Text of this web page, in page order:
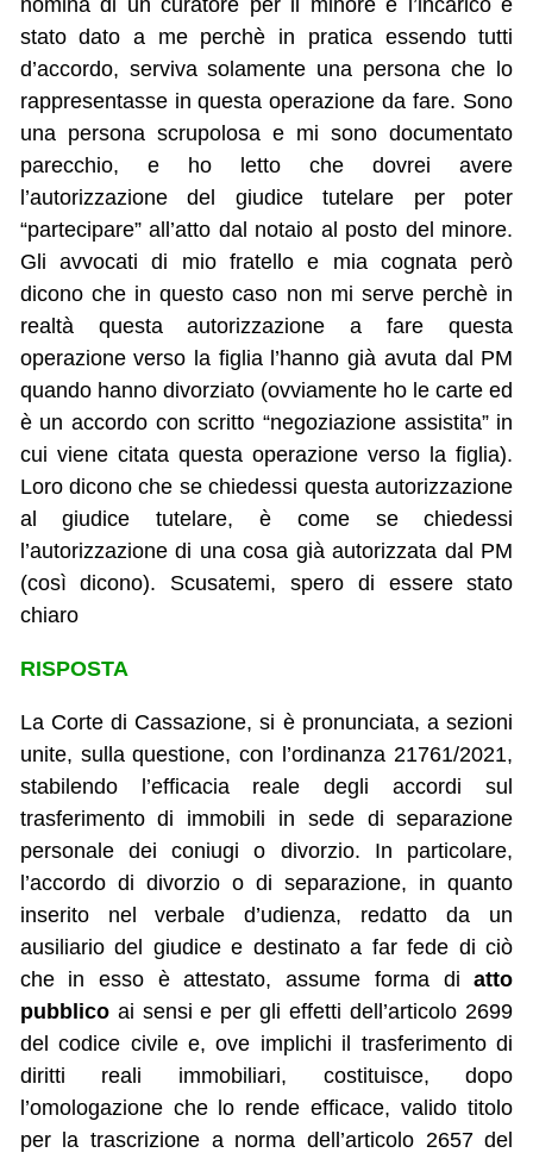
nomina di un curatore per il minore e l’incarico è
stato dato a me perchè in pratica essendo tutti
d’accordo, serviva solamente una persona che lo
rappresentasse in questa operazione da fare. Sono
una persona scrupolosa e mi sono documentato
parecchio, e ho letto che dovrei avere
l’autorizzazione del giudice tutelare per poter
“partecipare” all’atto dal notaio al posto del minore.
Gli avvocati di mio fratello e mia cognata però
dicono che in questo caso non mi serve perchè in
realtà questa autorizzazione a fare questa
operazione verso la figlia l’hanno già avuta dal PM
quando hanno divorziato (ovviamente ho le carte ed
è un accordo con scritto “negoziazione assistita” in
cui viene citata questa operazione verso la figlia).
Loro dicono che se chiedessi questa autorizzazione
al giudice tutelare, è come se chiedessi
l’autorizzazione di una cosa già autorizzata dal PM
(così dicono). Scusatemi, spero di essere stato
chiaro
RISPOSTA
La Corte di Cassazione, si è pronunciata, a sezioni
unite, sulla questione, con l’ordinanza 21761/2021,
stabilendo l’efficacia reale degli accordi sul
trasferimento di immobili in sede di separazione
personale dei coniugi o divorzio. In particolare,
l’accordo di divorzio o di separazione, in quanto
inserito nel verbale d’udienza, redatto da un
ausiliario del giudice e destinato a far fede di ciò
che in esso è attestato, assume forma diatto
pubblicoai sensi e per gli effetti dell’articolo 2699
del codice civile e, ove implichi il trasferimento di
diritti reali immobiliari, costituisce, dopo
l’omologazione che lo rende efficace, valido titolo
per la trascrizione a norma dell’articolo 2657 del